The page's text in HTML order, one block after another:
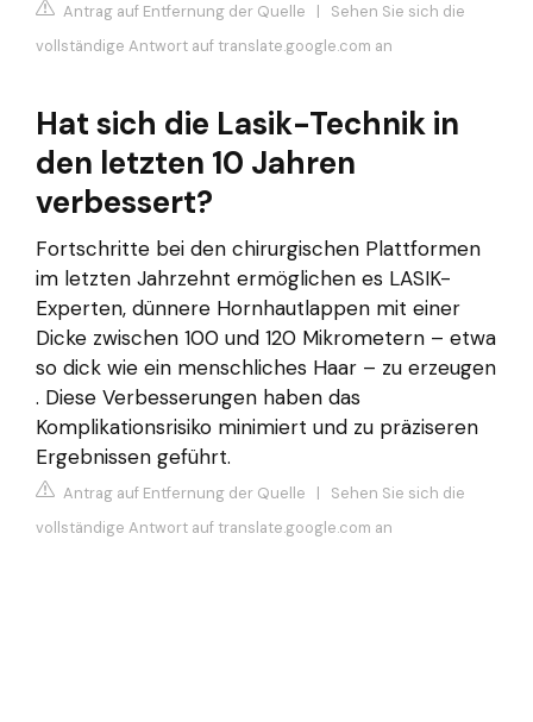
Antrag auf Entfernung der Quelle | Sehen Sie sich die
vollständige Antwort auf translate.google.com an
Hat sich die Lasik-Technik in
den letzten 10 Jahren
verbessert?
Fortschritte bei den chirurgischen Plattformen
im letzten Jahrzehnt ermöglichen es LASIK-
Experten, dünnere Hornhautlappen mit einer
Dicke zwischen 100 und 120 Mikrometern – etwa
so dick wie ein menschliches Haar – zu erzeugen
. Diese Verbesserungen haben das
Komplikationsrisiko minimiert und zu präziseren
Ergebnissen geführt.
Antrag auf Entfernung der Quelle | Sehen Sie sich die
vollständige Antwort auf translate.google.com an